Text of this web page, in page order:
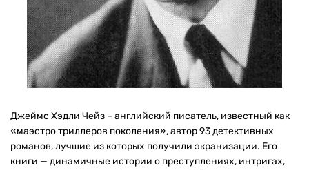
Джеймс Хэдли Чейз – английский писатель, известный как
«маэстро триллеров поколения», автор 93 детективных
романов, лучшие из которых получили экранизации. Его
книги — динамичные истории о преступлениях, интригах,